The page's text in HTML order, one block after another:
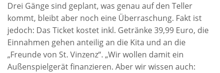
Drei Gänge sind geplant, was genau auf den Teller
kommt, bleibt aber noch eine Überraschung. Fakt ist
jedoch: Das Ticket kostet inkl. Getränke 39,99 Euro, die
Einnahmen gehen anteilig an die Kita und an die
„Freunde von St. Vinzenz“. „Wir wollen damit ein
Außenspielgerät finanzieren. Aber wir wissen auch: